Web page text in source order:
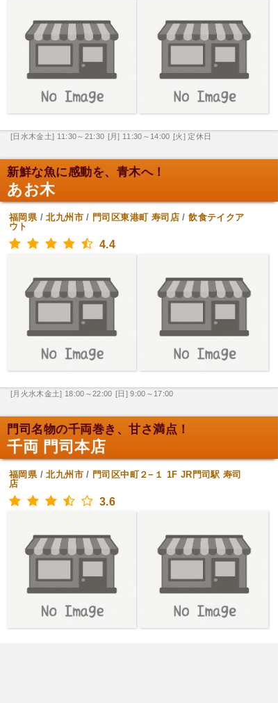
[日水木金土] 11:30～21:30 [月] 11:30～14:00 [火] 定休日
新鮮な魚に感動を、青木へ！
あお木
福岡県/北九州市/ 門司区東港町 寿司店/飲食テイクア
ウト
4.4
[月火水木金土] 18:00～22:00 [日] 9:00～17:00
門司名物の千両巻き、甘さ満点！
千両 門司本店
福岡県/北九州市/ 門司区中町２−１ 1F JR門司駅 寿司
店
3.6